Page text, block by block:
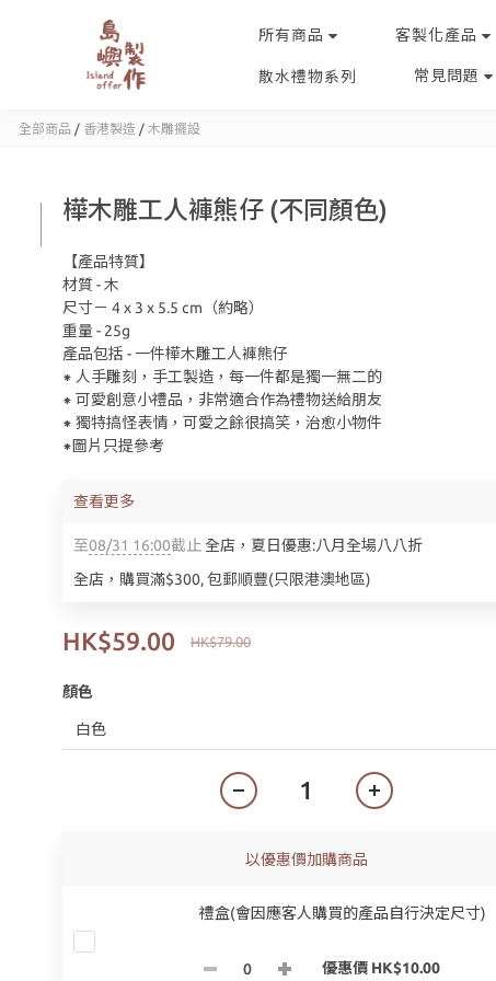
所有商品 客製化產品
散水禮物系列 常見問題
全部商品 / 香港製造 / 木雕擺設
樺木雕工人褲熊仔 (不同顏色)
【產品特質】
材質 - 木
尺寸－ 4 x 3 x 5.5 cm（約略）
重量 - 25g
產品包括 - 一件樺木雕工人褲熊仔
⁕ 人手雕刻，手工製造，每一件都是獨一無二的
⁕ 可愛創意小禮品，非常適合作為禮物送給朋友
⁕ 獨特搞怪表情，可愛之餘很搞笑，治愈小物件
⁕圖片只提參考
至08/31 16:00截止全店，夏日優惠:八月全場八八折
全店，購買滿$300, 包郵順豐(只限港澳地區)
查看更多
HK$79.00
HK$59.00
顏色
以優惠價加購商品
禮盒(會因應客人購買的產品自行決定尺寸)
優惠價 HK$10.00